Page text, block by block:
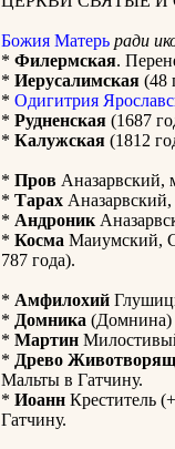
Божия Матерь ради
* Филермская.
* Иерусалимская (48
* Одигитрия
* Рудненская (1687
* Калужская (1812
* Пров Аназарвский,
* Тарах
* Андроник
* Косма Маиумский,
787 года).
* Амфилохий
* Домника (Домнина)
* Мартин
* Древо
Мальты в Гатчину.
* Иоанн Креститель
Гатчину.